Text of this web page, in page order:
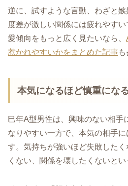
逆に、試すような言動、わざと
度差が激しい関係には疲れやす
愛傾向をもっと広く見たいなら、
惹かれやすいかをまとめた記事
本気になるほど慎重にな
巳年A型男性は、興味のない相手
なりやすい一方で、本気の相手
す。気持ちが強いほど失敗した
くない、関係を壊したくないとい